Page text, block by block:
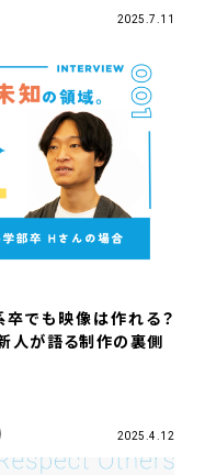
2025.7.11
でも映像は作れる？
人が語る制作の裏側
2025.4.12